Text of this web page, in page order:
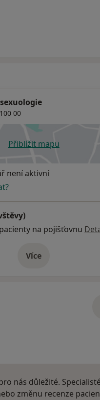
100 00
Přiblížit mapuse otevře v nové
není aktivní
na pojišťovnu
Víceo adrese
nás důležité.
změnu recenze